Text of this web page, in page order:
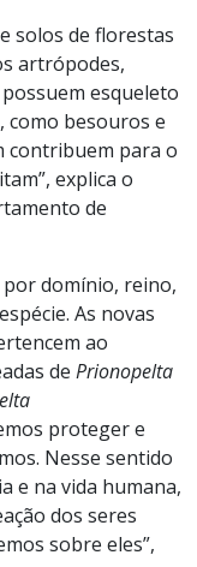
solos de florestas
artrópodes,
esqueleto
como besouros e
contribuem para o
explica o
de
por domínio, reino,
As novas
ao
de Prionopelta
proteger e
Nesse sentido
e na vida humana,
dos seres
sobre eles”,